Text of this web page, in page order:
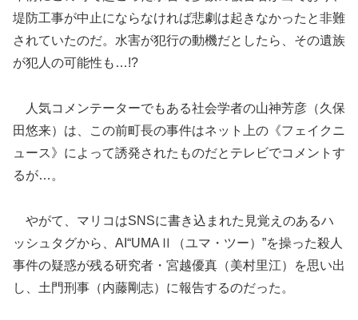
堤防工事が中止にならなければ悲劇は起きなかったと非難
されていたのだ。水害が犯行の動機だとしたら、その遺族
が犯人の可能性も…!?
人気コメンテーターでもある社会学者の山神芳彦（久保
田悠来）は、この前町長の事件はネット上の《フェイクニ
ュース》によって誘発されたものだとテレビでコメントす
るが…。
やがて、マリコはSNSに書き込まれた見覚えのあるハ
ッシュタグから、AI“UMAⅡ（ユマ・ツー）”を操った殺人
事件の疑惑が残る研究者・宮越優真（美村里江）を思い出
し、土門刑事（内藤剛志）に報告するのだった。